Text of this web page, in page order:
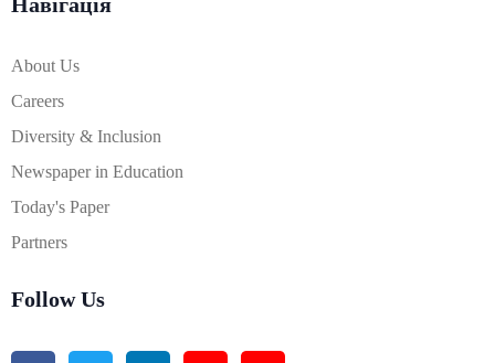
About Us
Careers
Diversity & Inclusion
Newspaper in Education
Today's Paper
Partners
Follow Us